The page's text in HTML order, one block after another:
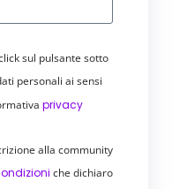
sul pulsante sotto
personali ai sensi
privacy
alla community
che dichiaro